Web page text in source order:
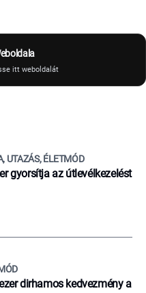
itt weboldalát
UTAZÁS, ÉLETMÓD
gyorsítja az útlevélkezelést
dirhamos kedvezmény a